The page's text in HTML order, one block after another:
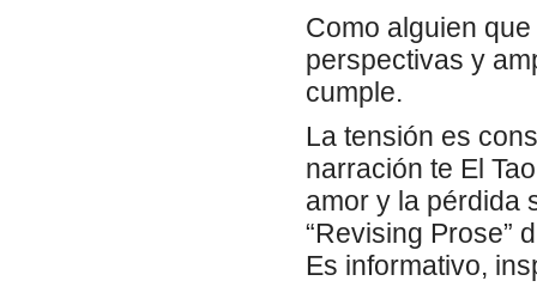
Como alguien
perspectivas y
cumple.
La tensión es
narración te El
amor y la pérdida
“Revising Prose”
Es informativo,